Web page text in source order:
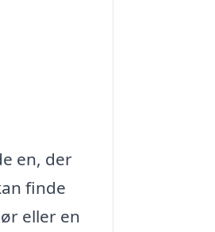
en, der
finde
eller en